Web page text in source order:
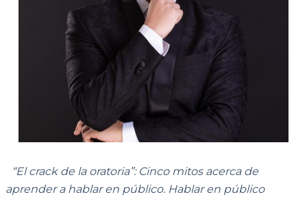
“El crack de la oratoria”: Cinco mitos acerca de
aprender a hablar en público. Hablar en público